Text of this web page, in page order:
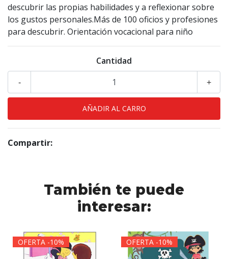
descubrir las propias habilidades y a reflexionar sobre
los gustos personales.Más de 100 oficios y profesiones
para descubrir. Orientación vocacional para niño
Cantidad
+
-
Compartir:
También te puede
interesar:
OFERTA -10% OFERTA -10%